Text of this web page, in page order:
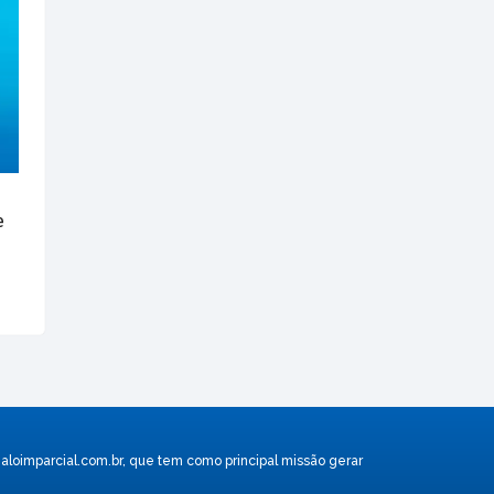
, que tem como principal missão gerar